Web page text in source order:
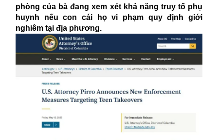
phòng của bà đang xem xét khả năng truy tố phụ
huynh nếu con cái họ vi phạm quy định giới
nghiêm tại địa phương.